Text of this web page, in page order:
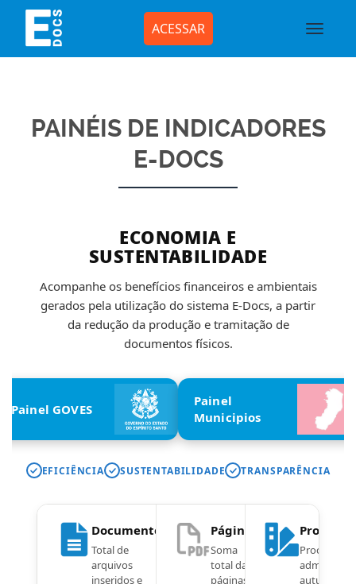
ACESSAR
PAINÉIS DE INDICADORES
E-DOCS
ECONOMIA E
SUSTENTABILIDADE
Acompanhe os benefícios financeiros e ambientais
gerados pela utilização do sistema E-Docs, a partir
da redução da produção e tramitação de
documentos físicos.
Painel GOVES
Painel
Municipios
EFICIÊNCIA SUSTENTABILIDADE TRANSPARÊNCIA
Documentos
Total de
arquivos
inseridos e
Páginas
Soma
total das
páginas
Processos
Processos
autuados